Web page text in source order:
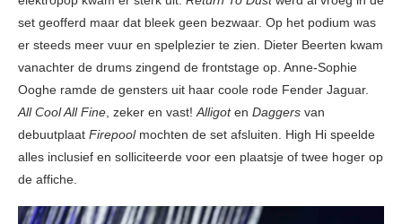
set geofferd maar dat bleek geen bezwaar. Op het podium was
er steeds meer vuur en spelplezier te zien. Dieter Beerten kwam
vanachter de drums zingend de frontstage op. Anne-Sophie
Ooghe ramde de gensters uit haar coole rode Fender Jaguar.
All Cool All Fine, zeker en vast!Alligoten Daggers van
debuutplaat Firepool mochten de set afsluiten. High Hi speelde
alles inclusief en solliciteerde voor een plaatsje of twee hoger op
de affiche.